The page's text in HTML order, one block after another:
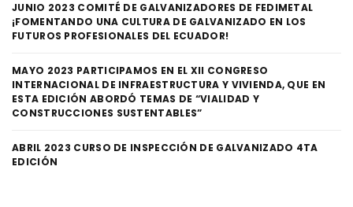
JUNIO 2023 COMITÉ DE GALVANIZADORES DE FEDIMETAL
¡FOMENTANDO UNA CULTURA DE GALVANIZADO EN LOS
FUTUROS PROFESIONALES DEL ECUADOR!
MAYO 2023 PARTICIPAMOS EN EL XII CONGRESO
INTERNACIONAL DE INFRAESTRUCTURA Y VIVIENDA, QUE EN
ESTA EDICIÓN ABORDÓ TEMAS DE “VIALIDAD Y
CONSTRUCCIONES SUSTENTABLES”
ABRIL 2023 CURSO DE INSPECCIÓN DE GALVANIZADO 4TA
EDICIÓN